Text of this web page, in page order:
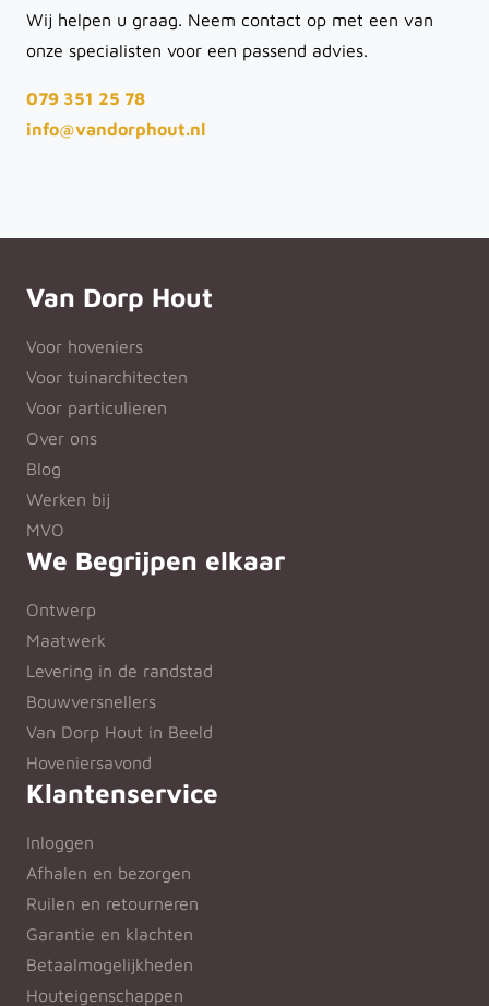
Wij helpen u graag. Neem contact op met een van
onze specialisten voor een passend advies.
079 351 25 78
info@vandorphout.nl
Van Dorp Hout
Voor hoveniers
Voor tuinarchitecten
Voor particulieren
Over ons
Blog
Werken bij
MVO
We Begrijpen elkaar
Ontwerp
Maatwerk
Levering in de randstad
Bouwversnellers
Van Dorp Hout in Beeld
Hoveniersavond
Klantenservice
Inloggen
Afhalen en bezorgen
Ruilen en retourneren
Garantie en klachten
Betaalmogelijkheden
Houteigenschappen